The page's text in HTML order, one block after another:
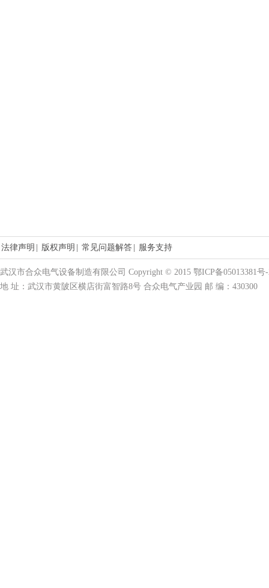
法律声明 版权声明 常见问题解答 服务支持
武汉市合众电气设备制造有限公司 Copyright © 2015 鄂ICP备05013381号
地 址：武汉市黄陂区横店街富智路8号 合众电气产业园 邮 编：430300